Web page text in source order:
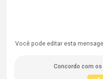
Você pode editar esta
Concordo com os